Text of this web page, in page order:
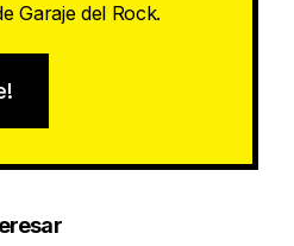
Garaje del Rock.